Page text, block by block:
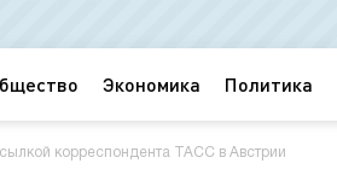
Экономика Политика
корреспондента ТАСС в Австрии